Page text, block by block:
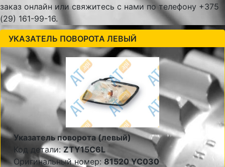
заказ онлайн или свяжитесь с нами по телефону +375
(29) 161-99-16.
УКАЗАТЕЛЬ ПОВОРОТА ЛЕВЫЙ
Указатель поворота (левый)
Код детали:ZTY15C6L
Оригинальный номер:81520 YC030